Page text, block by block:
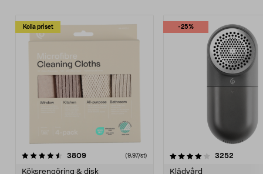
Kolla priset
3809recensioner (9,97/st)
Köksrengöring & disk
-25%
4.0av 5 stjärnor 3252
Klädvård
4.5av 5 stjärnor